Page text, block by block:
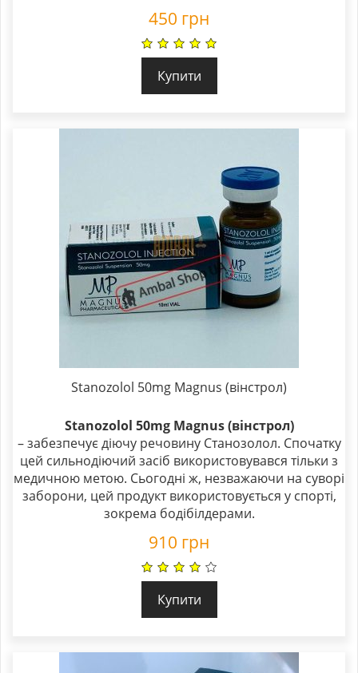
450 грн
Купити
Stanozolol 50mg Magnus (вінстрол)
Stanozolol 50mg Magnus (вінстрол)
– забезпечує діючу речовину Станозолол. Спочатку
цей сильнодіючий засіб використовувався тільки з
медичною метою. Сьогодні ж, незважаючи на суворі
заборони, цей продукт використовується у спорті,
зокрема бодібілдерами.
910 грн
Купити